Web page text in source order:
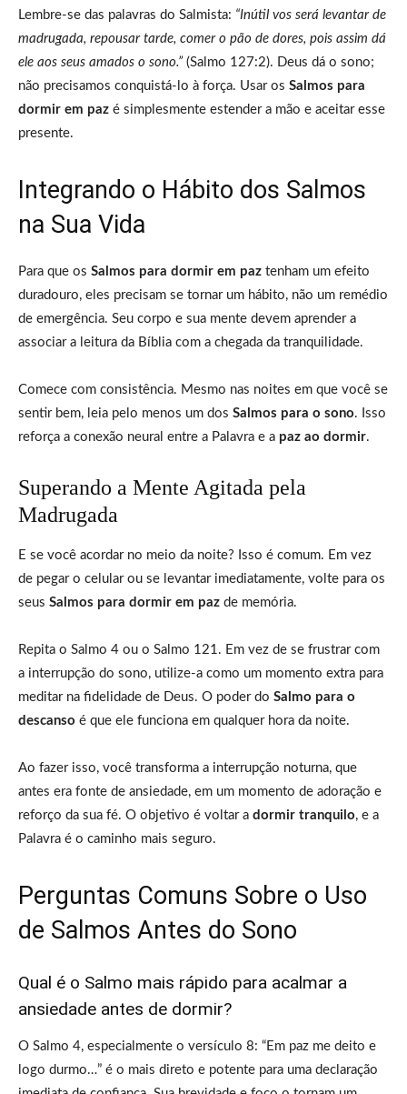
Lembre-se das palavras do Salmista: “Inútil vos será levantar de
madrugada, repousar tarde, comer o pão de dores, pois assim dá
ele aos seus amados o sono.” (Salmo 127:2). Deus dá o sono;
não precisamos conquistá-lo à força. Usar os Salmos para
dormir em paz é simplesmente estender a mão e aceitar esse
presente.
Integrando o Hábito dos Salmos
na Sua Vida
Para que os Salmos para dormir em paz tenham um efeito
duradouro, eles precisam se tornar um hábito, não um remédio
de emergência. Seu corpo e sua mente devem aprender a
associar a leitura da Bíblia com a chegada da tranquilidade.
Comece com consistência. Mesmo nas noites em que você se
sentir bem, leia pelo menos um dos Salmos para o sono. Isso
reforça a conexão neural entre a Palavra e a paz ao dormir.
Superando a Mente Agitada pela
Madrugada
E se você acordar no meio da noite? Isso é comum. Em vez
de pegar o celular ou se levantar imediatamente, volte para os
seus Salmos para dormir em paz de memória.
Repita o Salmo 4 ou o Salmo 121. Em vez de se frustrar com
a interrupção do sono, utilize-a como um momento extra para
meditar na fidelidade de Deus. O poder do Salmo para o
descanso é que ele funciona em qualquer hora da noite.
Ao fazer isso, você transforma a interrupção noturna, que
antes era fonte de ansiedade, em um momento de adoração e
reforço da sua fé. O objetivo é voltar a dormir tranquilo, e a
Palavra é o caminho mais seguro.
Perguntas Comuns Sobre o Uso
de Salmos Antes do Sono
Qual é o Salmo mais rápido para acalmar a
ansiedade antes de dormir?
O Salmo 4, especialmente o versículo 8: “Em paz me deito e
logo durmo…” é o mais direto e potente para uma declaração